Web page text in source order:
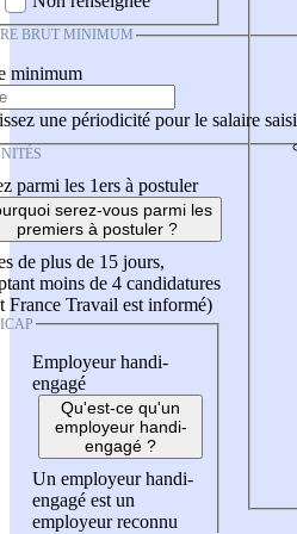
BRUT MINIMUM
minimum
une périodicité pour le salaire saisi
parmi les 1ers à postuler
serez-vous parmi les
premiers à postuler ?
de plus de 15 jours,
moins de 4 candidatures
France Travail est informé)
Employeur handi-
engagé
Qu'est-ce qu'un
employeur handi-
engagé ?
Un employeur handi-
engagé est un
employeur reconnu